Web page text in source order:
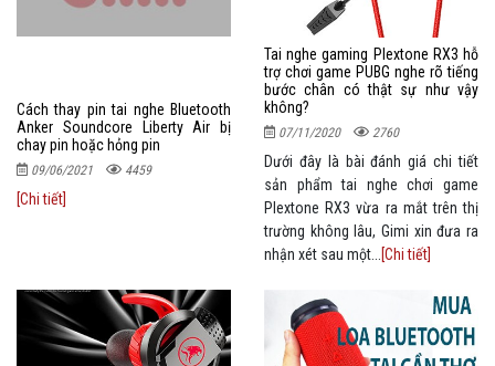
Cách thay pin tai nghe Bluetooth
Anker Soundcore Liberty Air bị
chay pin hoặc hỏng pin
09/06/2021 4459
[Chi tiết]
Tai nghe gaming Plextone RX3 hỗ
trợ chơi game PUBG nghe rõ tiếng
bước chân có thật sự như vậy
không?
07/11/2020 2760
Dưới đây là bài đánh giá chi tiết
sản phẩm tai nghe chơi game
Plextone RX3 vừa ra mắt trên thị
trường không lâu, Gimi xin đưa ra
nhận xét sau một...
[Chi tiết]